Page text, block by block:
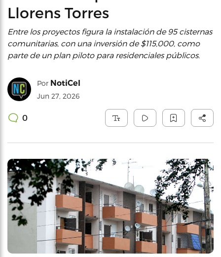
Llorens Torres
Entre los proyectos figura la instalación de 95 cisternas
comunitarias, con una inversión de $115,000, como
parte de un plan piloto para residenciales públicos.
Por NotiCel
Jun 27, 2026
0